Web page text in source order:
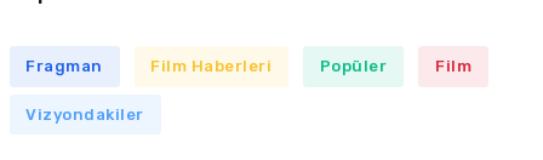
Fragman Film Haberleri Popüler Film
Vizyondakiler